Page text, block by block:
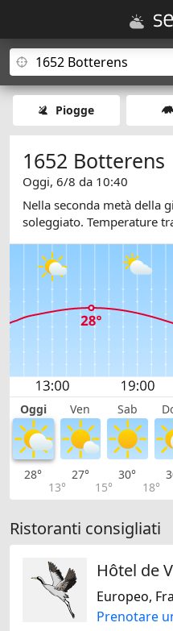
Piogge
1652 Botterens
Oggi, 6/8 da 10:40
Nella seconda metà della
soleggiato. Temperature
Oggi Ven Sab
28°
13°
27°
15°
30°
18°
Ristoranti consigliati
Hôtel de
Prenotare